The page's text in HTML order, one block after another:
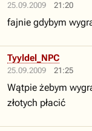
25.09.2009 21:20
fajnie gdybym
25.09.2009 21:25
Tyyldel_NPC
Wątpie żebym
złotych płacić